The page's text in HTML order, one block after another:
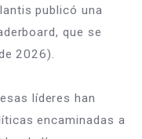
publicó una
que se
2026).
líderes han
encaminadas a